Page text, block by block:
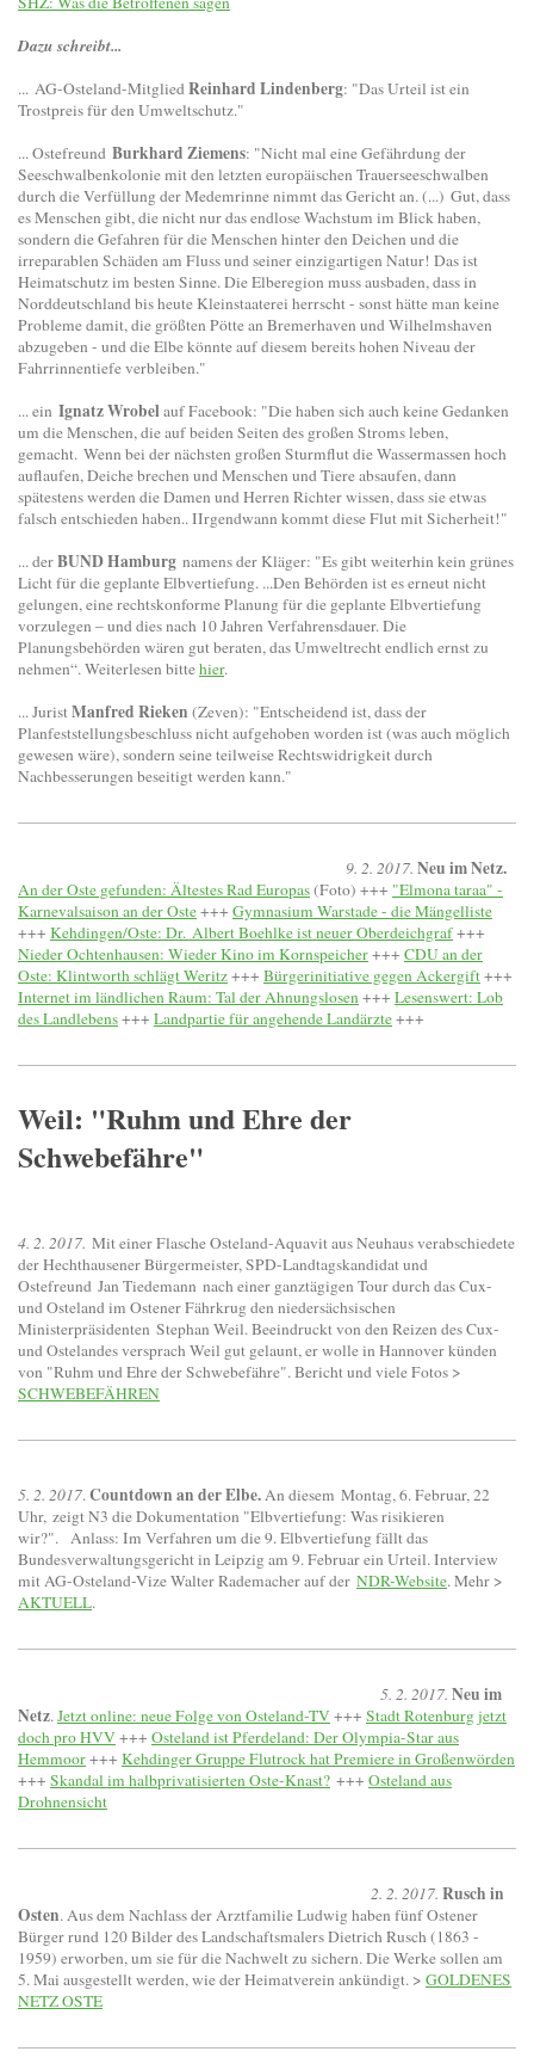
Dazu schreibt...
... AG-Osteland-MitgliedReinhard Lindenberg: "Das Urteil ist ein
Trostpreis für den Umweltschutz."
... Ostefreund Burkhard Ziemens: "Nicht mal eine Gefährdung der
Seeschwalbenkolonie mit den letzten europäischen Trauerseeschwalben
durch die Verfüllung der Medemrinne nimmt das Gericht an. (...) Gut, dass
es Menschen gibt, die nicht nur das endlose Wachstum im Blick haben,
sondern die Gefahren für die Menschen hinter den Deichen und die
irreparablen Schäden am Fluss und seiner einzigartigen Natur! Das ist
Heimatschutz im besten Sinne. Die Elberegion muss ausbaden, dass in
Norddeutschland bis heute Kleinstaaterei herrscht - sonst hätte man keine
Probleme damit, die größten Pötte an Bremerhaven und Wilhelmshaven
abzugeben - und die Elbe könnte auf diesem bereits hohen Niveau der
Fahrrinnentiefe verbleiben."
... ein Ignatz Wrobelauf Facebook: "Die haben sich auch keine Gedanken
um die Menschen, die auf beiden Seiten des großen Stroms leben,
gemacht. Wenn bei der nächsten großen Sturmflut die Wassermassen hoch
auflaufen, Deiche brechen und Menschen und Tiere absaufen, dann
spätestens werden die Damen und Herren Richter wissen, dass sie etwas
falsch entschieden haben.. IIrgendwann kommt diese Flut mit Sicherheit!"
... derBUND Hamburg namens der Kläger: "Es gibt weiterhin kein grünes
Licht für die geplante Elbvertiefung. ...Den Behörden ist es erneut nicht
gelungen, eine rechtskonforme Planung für die geplante Elbvertiefung
vorzulegen – und dies nach 10 Jahren Verfahrensdauer. Die
Planungsbehörden wären gut beraten, das Umweltrecht endlich ernst zu
nehmen“. Weiterlesen bittehier.
... JuristManfred Rieken (Zeven): "Entscheidend ist, dass der
Planfeststellungsbeschluss nicht aufgehoben worden ist (was auch möglich
gewesen wäre), sondern seine teilweise Rechtswidrigkeit durch
Nachbesserungen beseitigt werden kann."
9. 2. 2017. Neu im Netz.
An der Oste gefunden: Ältestes Rad Europas(Foto) +++ "Elmona taraa" -
Karnevalsaison an der Oste+++ Gymnasium Warstade - die Mängelliste
+++ Kehdingen/Oste: Dr. Albert Boehlke ist neuer Oberdeichgraf+++
Nieder Ochtenhausen: Wieder Kino im Kornspeicher+++ CDU an der
Oste: Klintworth schlägt Weritz+++ Bürgerinitiative gegen Ackergift+++
Internet im ländlichen Raum: Tal der Ahnungslosen+++ Lesenswert: Lob
des Landlebens+++ Landpartie für angehende Landärzte+++
Weil: "Ruhm und Ehre der
Schwebefähre"
4. 2. 2017. Mit einer Flasche Osteland-Aquavit aus Neuhaus verabschiedete
der Hechthausener Bürgermeister, SPD-Landtagskandidat und
Ostefreund Jan Tiedemann nach einer ganztägigen Tour durch das Cux-
und Osteland im Ostener Fährkrug den niedersächsischen
Ministerpräsidenten Stephan Weil. Beeindruckt von den Reizen des Cux-
und Ostelandes versprach Weil gut gelaunt, er wolle in Hannover künden
von "Ruhm und Ehre der Schwebefähre". Bericht und viele Fotos >
SCHWEBEFÄHREN
5. 2. 2017.Countdown an der Elbe.An diesem Montag, 6. Februar, 22
Uhr, zeigt N3 die Dokumentation "Elbvertiefung: Was risikieren
wir?". Anlass: Im Verfahren um die 9. Elbvertiefung fällt das
Bundesverwaltungsgericht in Leipzig am 9. Februar ein Urteil. Interview
mit AG-Osteland-Vize Walter Rademacher auf der NDR-Website. Mehr >
AKTUELL.
5. 2. 2017. Neu im
Netz.Jetzt online: neue Folge von Osteland-TV+++ Stadt Rotenburg jetzt
doch pro HVV+++ Osteland ist Pferdeland: Der Olympia-Star aus
Hemmoor+++ Kehdinger Gruppe Flutrock hat Premiere in Großenwörden
+++ Skandal im halbprivatisierten Oste-Knast? +++ Osteland aus
Drohnensicht
2. 2. 2017. Rusch in
Osten. Aus dem Nachlass der Arztfamilie Ludwig haben fünf Ostener
Bürger rund 120 Bilder des Landschaftsmalers Dietrich Rusch (1863 -
1959) erworben, um sie für die Nachwelt zu sichern. Die Werke sollen am
5. Mai ausgestellt werden, wie der Heimatverein ankündigt. > GOLDENES
NETZ OSTE